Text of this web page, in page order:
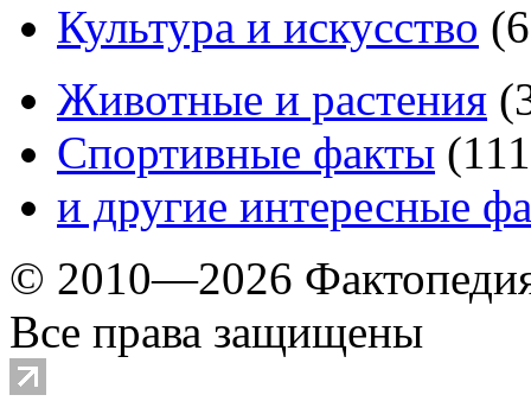
Культура и искусство (
Животные и растения (
Спортивные факты (111
и другие интересные
© 2010—2026
Все права защищены